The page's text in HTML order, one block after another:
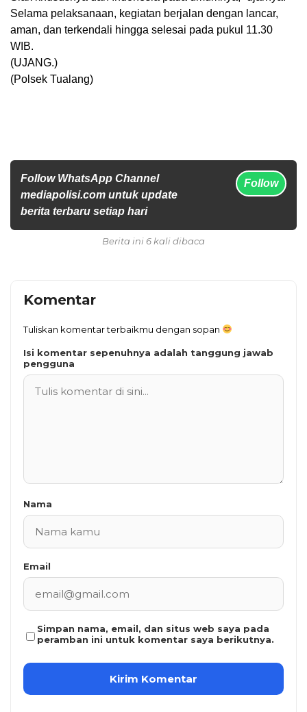
Selama pelaksanaan, kegiatan berjalan dengan lancar,
aman, dan terkendali hingga selesai pada pukul 11.30
WIB.
(UJANG.)
(Polsek Tualang)
Follow WhatsApp Channel
mediapolisi.com untuk update
berita terbaru setiap hari
Follow
Berita ini 6 kali dibaca
Komentar
Tuliskan komentar terbaikmu dengan sopan
Isi komentar sepenuhnya adalah tanggung jawab
pengguna
Nama
Email
Simpan nama, email, dan situs web saya pada
peramban ini untuk komentar saya berikutnya.